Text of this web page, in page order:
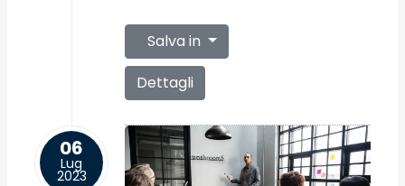
Salva in
Dettagli
06
Lug
2023